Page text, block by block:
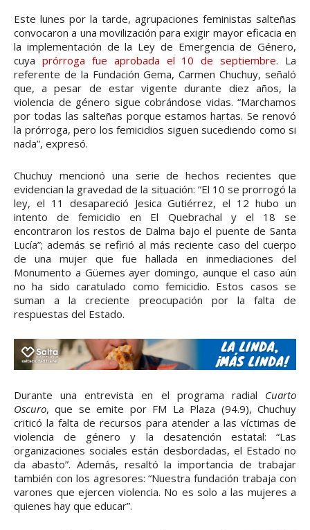
Este lunes por la tarde, agrupaciones feministas salteñas
convocaron a una movilización para exigir mayor eficacia en
la implementación de la Ley de Emergencia de Género,
cuya prórroga fue aprobada el 10 de septiembre. La
referente de la Fundación Gema, Carmen Chuchuy, señaló
que, a pesar de estar vigente durante diez años, la
violencia de género sigue cobrándose vidas. “Marchamos
por todas las salteñas porque estamos hartas. Se renovó
la prórroga, pero los femicidios siguen sucediendo como si
nada”, expresó.
Chuchuy mencionó una serie de hechos recientes que
evidencian la gravedad de la situación: “El 10 se prorrogó la
ley, el 11 desapareció Jesica Gutiérrez, el 12 hubo un
intento de femicidio en El Quebrachal y el 18 se
encontraron los restos de Dalma bajo el puente de Santa
Lucía”; además se refirió al más reciente caso del cuerpo
de una mujer que fue hallada en inmediaciones del
Monumento a Güemes ayer domingo, aunque el caso aún
no ha sido caratulado como femicidio. Estos casos se
suman a la creciente preocupación por la falta de
respuestas del Estado.
Durante una entrevista en el programa radial Cuarto
Oscuro, que se emite por FM La Plaza (94.9), Chuchuy
criticó la falta de recursos para atender a las víctimas de
violencia de género y la desatención estatal: “Las
organizaciones sociales están desbordadas, el Estado no
da abasto”. Además, resaltó la importancia de trabajar
también con los agresores: “Nuestra fundación trabaja con
varones que ejercen violencia. No es solo a las mujeres a
quienes hay que educar”.